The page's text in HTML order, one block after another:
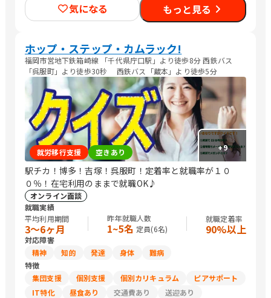
気になる もっと見る
ホップ・ステップ・カムラック!
福岡市営地下鉄箱崎線 「千代県庁口駅」より徒歩8分 西鉄バス
「呉服町」より徒歩30秒 西鉄バス「蔵本」より徒歩5分
+9
就労移行支援 空きあり
駅チカ！博多！吉塚！呉服町！定着率と就職率が１０
０％！在宅利用のままで就職OK♪
オンライン面談
就職実績
平均利用期間
3〜6ヶ月
昨年就職人数
1~5名 定員(6名)
就職定着率
90%以上
対応障害
精神
知的 発達 身体
難病
特徴
集団支援
個別支援 個別カリキュラム
ピアサポート
IT特化
昼食あり 交通費あり
送迎あり